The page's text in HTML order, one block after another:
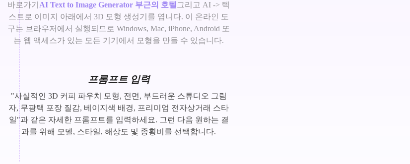
바로가기 AI Text to Image Generator 부근의 호텔 그리고 AI -> 텍
스트로 이미지 아래에서 3D 모형 생성기를 엽니다. 이 온라인 도
구는 브라우저에서 실행되므로 Windows, Mac, iPhone, Android 또
는 웹 액세스가 있는 모든 기기에서 모형을 만들 수 있습니다.
프롬프트 입력
"사실적인 3D 커피 파우치 모형, 전면, 부드러운 스튜디오 그림
자, 무광택 포장 질감, 베이지색 배경, 프리미엄 전자상거래 스타
일"과 같은 자세한 프롬프트를 입력하세요. 그런 다음 원하는 결
과를 위해 모델, 스타일, 해상도 및 종횡비를 선택합니다.